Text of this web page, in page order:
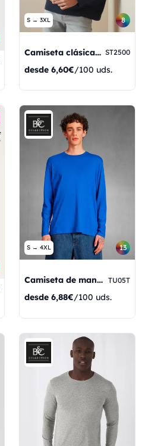
S → 3XL 8
Camiseta clásica de manga larga ST2500
desde 6,60€/100 uds.
S → 4XL 13
Camiseta de manga larga para hombre #E150 TU05T
desde 6,88€/100 uds.